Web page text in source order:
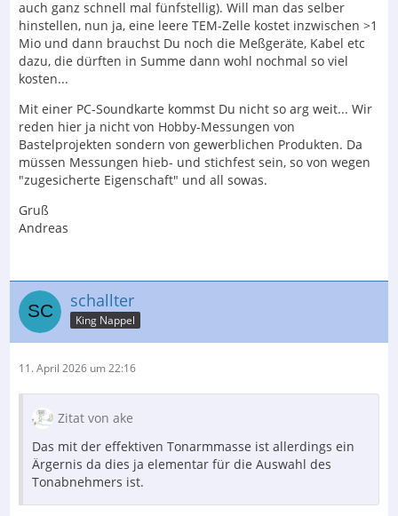
auch ganz schnell mal fünfstellig). Will man das selber
hinstellen, nun ja, eine leere TEM-Zelle kostet inzwischen >1
Mio und dann brauchst Du noch die Meßgeräte, Kabel etc
dazu, die dürften in Summe dann wohl nochmal so viel
kosten...
Mit einer PC-Soundkarte kommst Du nicht so arg weit... Wir
reden hier ja nicht von Hobby-Messungen von
Bastelprojekten sondern von gewerblichen Produkten. Da
müssen Messungen hieb- und stichfest sein, so von wegen
"zugesicherte Eigenschaft" und all sowas.
Gruß
Andreas
schallter
King Nappel
11. April 2026 um 22:16
Zitat von ake
Das mit der effektiven Tonarmmasse ist allerdings ein
Ärgernis da dies ja elementar für die Auswahl des
Tonabnehmers ist.